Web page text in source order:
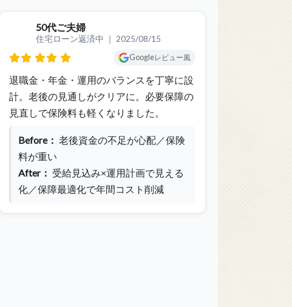
50代ご夫婦
住宅ローン返済中 ｜ 2025/08/15
Googleレビュー風
退職金・年金・運用のバランスを丁寧に設
計。老後の見通しがクリアに。必要保障の
見直しで保険料も軽くなりました。
Before： 老後資金の不足が心配／保険
料が重い
After： 受給見込み×運用計画で見える
化／保障最適化で年間コスト削減